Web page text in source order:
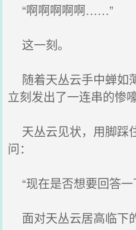
“啊啊啊啊啊……”
这一刻。
随着天丛云手中蝉如
立刻发出了一连串的惨嚎
天丛云见状，用脚踩
问：
“现在是否想要回答一
面对天丛云居高临下